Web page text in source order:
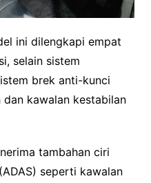
ini dilengkapi empat
selain sistem
brek anti-kunci
dan kawalan kestabilan
tambahan ciri
seperti kawalan